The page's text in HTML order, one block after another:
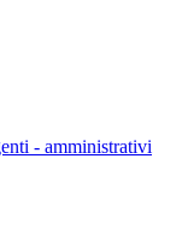
- amministrativi